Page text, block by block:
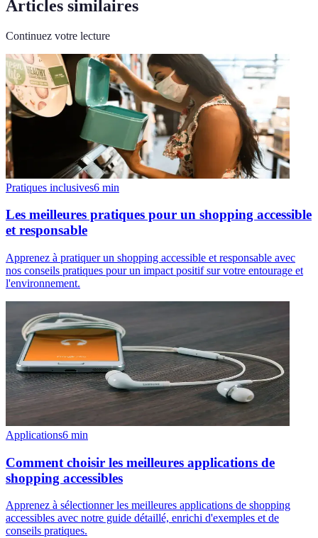
Articles similaires
Continuez votre lecture
Pratiques inclusives6 min
Les meilleures pratiques pour un shopping accessible
et responsable
Apprenez à pratiquer un shopping accessible et responsable avec
nos conseils pratiques pour un impact positif sur votre entourage et
l'environnement.
Applications6 min
Comment choisir les meilleures applications de
shopping accessibles
Apprenez à sélectionner les meilleures applications de shopping
accessibles avec notre guide détaillé, enrichi d'exemples et de
conseils pratiques.